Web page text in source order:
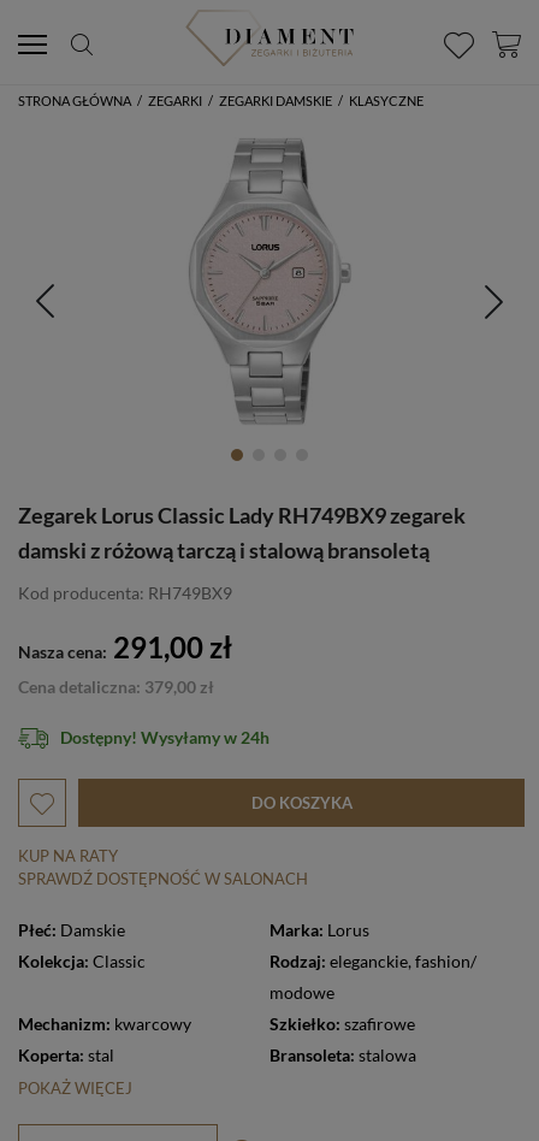
STRONA GŁÓWNA / ZEGARKI / ZEGARKI DAMSKIE / KLASYCZNE
Zegarek Lorus Classic Lady RH749BX9 zegarek
damski z różową tarczą i stalową bransoletą
Kod producenta: RH749BX9
Nasza cena: 291,00 zł
Cena detaliczna: 379,00 zł
Dostępny! Wysyłamy w 24h
DO KOSZYKA
KUP NA RATY
SPRAWDŹ DOSTĘPNOŚĆ W SALONACH
Płeć: Damskie Marka: Lorus
Kolekcja: Classic Rodzaj: eleganckie,
modowe
Mechanizm: kwarcowy Szkiełko: szafirowe
Koperta: stal Bransoleta: stalowa
POKAŻ WIĘCEJ